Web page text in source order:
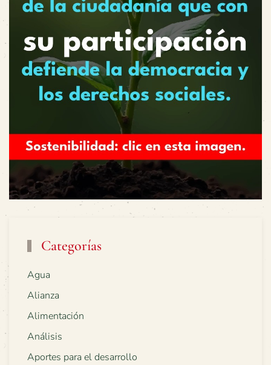
Categorías
Agua
Alianza
Alimentación
Análisis
Aportes para el desarrollo